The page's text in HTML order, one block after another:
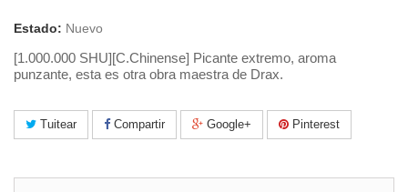
Estado: Nuevo
[1.000.000 SHU][C.Chinense] Picante extremo, aroma
punzante, esta es otra obra maestra de Drax.
Tuitear Compartir Google+ Pinterest